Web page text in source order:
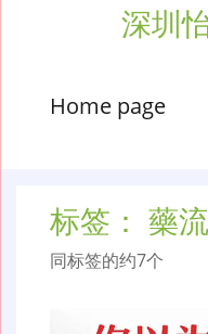
深圳
Home page
标签： 藥
同标签的约7个